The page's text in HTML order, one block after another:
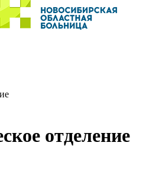
отделение